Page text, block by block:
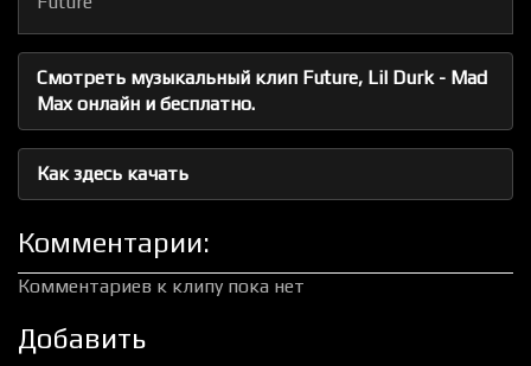
Смотреть музыкальный клип Future, Lil Durk - Mad
Max онлайн и бесплатно.
Как здесь качать
Комментарии:
Комментариев к клипу пока нет
Добавить